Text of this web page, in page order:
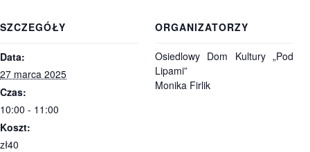
SZCZEGÓŁY
Data:
27 marca 2025
Czas:
10:00 - 11:00
Koszt:
zł40
ORGANIZATORZY
Osiedlowy Dom Kultury „Pod
Lipami”
Monika Firlik